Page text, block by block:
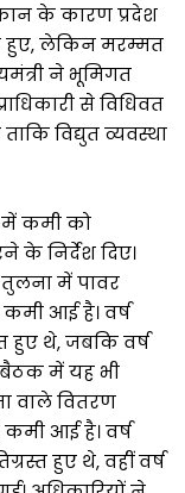
के कारण प्रदेश
हुए, लेकिन मरम्मत
ने भूमिगत
से विधिवत
विद्युत व्यवस्था
में कमी को
निर्देश दिए।
में पावर
कमी आई है। वर्ष
हुए थे, जबकि वर्ष
बैठक में यह भी
वाले वितरण
कमी आई है। वर्ष
हुए थे, वहीं वर्ष